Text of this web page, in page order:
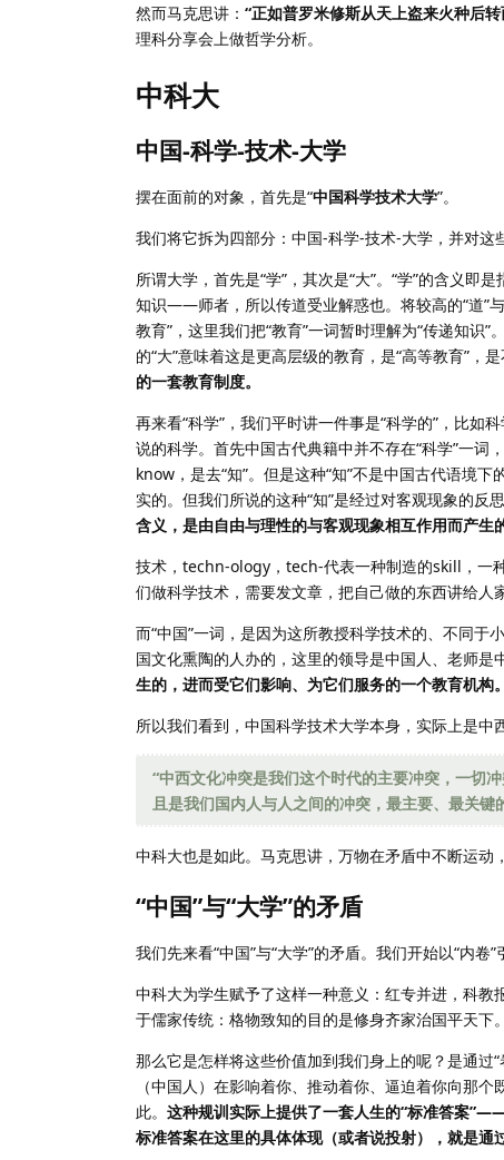
然而马克思讲： “正如普罗米修斯从天上盗来火种后
理科分享会上做哲学分析。
中科大
中国-科学-技术-大学
摆在面前的对象，首先是“中国科学技术大学”。
我们将它拆为四部分：中国-科学-技术-大学，并对这
所谓大学，首先是“学”，其次是“大”。“学”的含义
知识——师者，所以传道受业解惑也。将较高的“道”
教育”，这里我们把“教育”一词暂时理解为“传递知识
的“大”意味着这是更高层级的教育，是“高等教育”，
的一套教育制度。
再来看“科学”，我们平时讲一件事是“科学的”，比
说的科学。首先中国古代典籍中并不存在“科学”一
know，是去“知”。但是这种“知”不是中国古代语境
实的。但我们所说的这种“知”是经过对客观现象的
含义，是由自由与理性的与客观现象相互作用而产生的
技术，techn-ology，tech-代表一种制造的skill，一
们做科学技术，需要发文章，把自己做的东西讲给人
而“中国”一词，是因为这所教授科学技术的、不同
国文化熏陶的人办的，这里的领导是中国人、老师是
生的，进而受它们影响、为它们服务的一个教育机构。
所以我们看到，中国科学技术大学本身，实际上是
“中西文化冲突是我们这个时代的主要冲突，一切
且是我们国内人与人之间的冲突，最主要、最关键
中科大也是如此。马克思讲，万物在矛盾中不断运动
“中国”与“大学”的矛盾
我们先来看“中国”与“大学”的矛盾。我们开始以“内卷
中科大为学生赋予了这样一种意义：红专并进，科教
于儒家传统：格物致知的目的是修身齐家治国平天下。
那么它是怎样将这些价值加到我们身上的呢？是通过
（中国人）在影响着你、推动着你、逼迫着你向那
此。 这种规训实际上提供了一套人生的“标准答案
标准答案在这里的具体体现（或者说投射），就是通